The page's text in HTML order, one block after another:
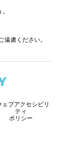
慮ください。
ェブアクセシビリ
ティ
ポリシー
ンドウで開く